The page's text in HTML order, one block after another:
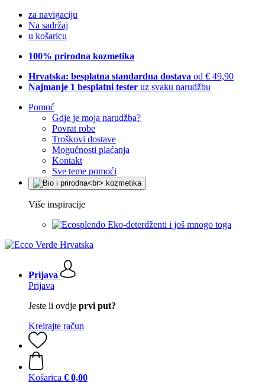
za navigaciju
Na sadržaj
u košaricu
100% prirodna kozmetika
Hrvatska: besplatna standardna dostava od € 49,90
Najmanje 1 besplatni tester uz svaku narudžbu
Pomoć
Gdje je moja narudžba?
Povrat robe
Troškovi dostave
Mogućnosti plaćanja
Kontakt
Sve teme pomoći
Više inspiracije
Eko-deterdženti i još mnogo toga
Prijava
Prijava
Jeste li ovdje prvi put?
Kreirajte račun
Košarica € 0,00